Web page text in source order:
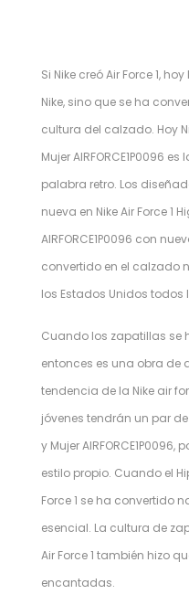
Si Nike creó Air Force 1,
Nike, sino que se ha
cultura del calzado. Hoy
Mujer AIRFORCE1P0096
palabra retro. Los
nueva en Nike Air Force 1
AIRFORCE1P0096 con
convertido en el calzado
los Estados Unidos todos
Cuando los zapatillas se
entonces es una obra de
tendencia de la Nike air
jóvenes tendrán un par de
y Mujer
estilo propio. Cuando el
Force 1 se ha convertido
esencial. La cultura de
Air Force 1 también hizo
encantadas.